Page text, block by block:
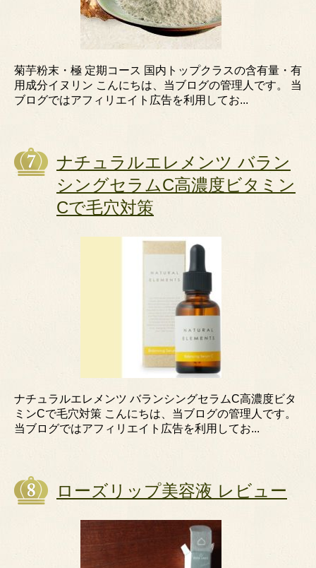
菊芋粉末・極 定期コース 国内トップクラスの含有量・有
用成分イヌリン こんにちは、当ブログの管理人です。 当
ブログではアフィリエイト広告を利用してお...
ナチュラルエレメンツ バラン
シングセラムC高濃度ビタミン
Cで毛穴対策
ナチュラルエレメンツ バランシングセラムC高濃度ビタ
ミンCで毛穴対策 こんにちは、当ブログの管理人です。
当ブログではアフィリエイト広告を利用してお...
ローズリップ美容液 レビュー